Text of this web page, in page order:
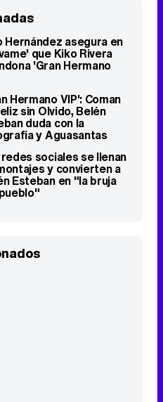
sin Olvido, Belén
duda con la
y Aguasantas
por su exnovio
sociales se llenan
y convierten a
Esteban en "la bruja